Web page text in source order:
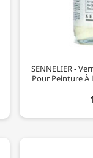
SENNELIER -
Pour Peinture À